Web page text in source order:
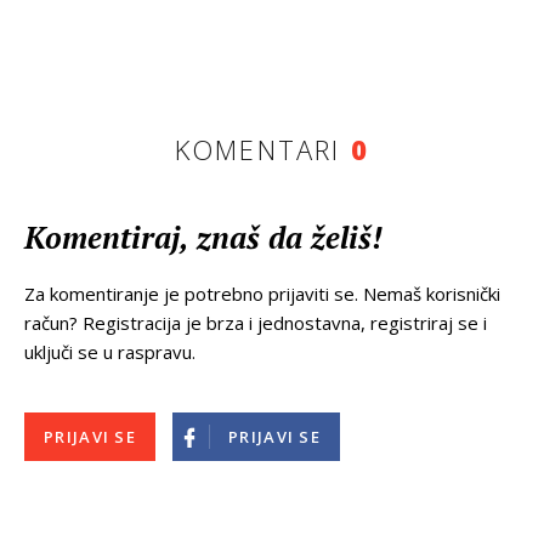
KOMENTARI 0
Komentiraj, znaš da želiš!
Za komentiranje je potrebno prijaviti se. Nemaš korisnički
račun? Registracija je brza i jednostavna, registriraj se i
uključi se u raspravu.
PRIJAVI SE PRIJAVI SE